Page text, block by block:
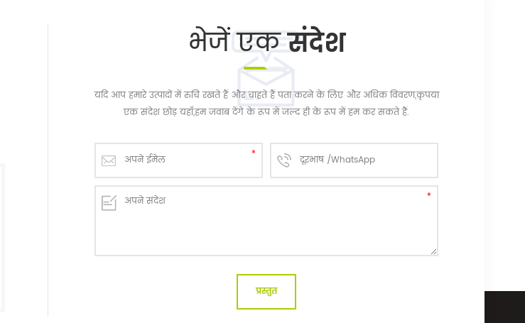
भेजें एकसंदेश
यदि आप हमारे उत्पादों में रुचि रखते हैं और चाहते हैं पता करने के लिए और अधिक विवरण,कृपया
एक संदेश छोड़ यहाँ,हम जवाब देंगे के रूप में जल्द ही के रूप में हम कर सकते हैं.